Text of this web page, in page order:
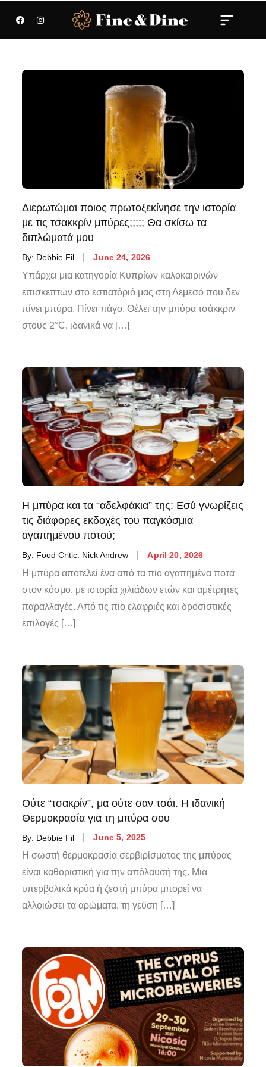
Διερωτώμαι ποιος πρωτοξεκίνησε την ιστορία
με τις τσακκρίν μπύρες;;;;; Θα σκίσω τα
διπλώματά μου
By: Debbie Fil June 24, 2026
Υπάρχει μια κατηγορία Κυπρίων καλοκαιρινών
επισκεπτών στο εστιατόριό μας στη Λεμεσό που δεν
πίνει μπύρα. Πίνει πάγο. Θέλει την μπύρα τσάκκριν
στους 2°C, ιδανικά να […]
Η μπύρα και τα “αδελφάκια” της: Εσύ γνωρίζεις
τις διάφορες εκδοχές του παγκόσμια
αγαπημένου ποτού;
By: Food Critic: Nick Andrew April 20, 2026
Η μπύρα αποτελεί ένα από τα πιο αγαπημένα ποτά
στον κόσμο, με ιστορία χιλιάδων ετών και αμέτρητες
παραλλαγές. Από τις πιο ελαφριές και δροσιστικές
επιλογές […]
Ούτε “τσακρίν”, μα ούτε σαν τσάι. Η ιδανική
Θερμοκρασία για τη μπύρα σου
By: Debbie Fil June 5, 2025
Η σωστή θερμοκρασία σερβιρίσματος της μπύρας
είναι καθοριστική για την απόλαυσή της. Μια
υπερβολικά κρύα ή ζεστή μπύρα μπορεί να
αλλοιώσει τα αρώματα, τη γεύση […]